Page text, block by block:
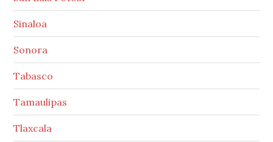
Sinaloa
Sonora
Tabasco
Tamaulipas
Tlaxcala